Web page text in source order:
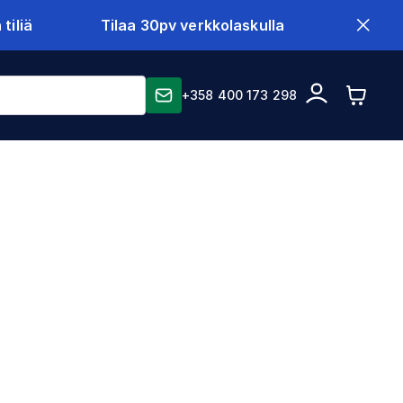
tiliä Tilaa 30pv verkkolaskulla
+358 400 173 298